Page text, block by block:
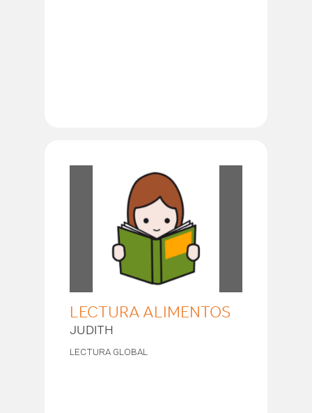
LECTURA ALIMENTOS
JUDITH
LECTURA GLOBAL